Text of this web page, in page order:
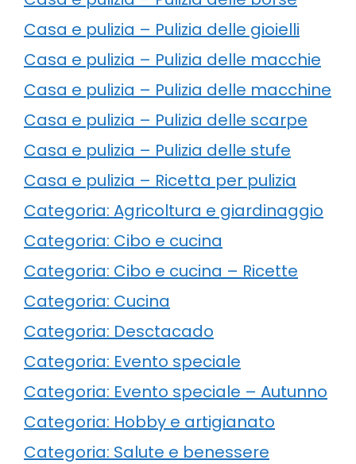
Casa e pulizia – Pulizia delle gioielli
Casa e pulizia – Pulizia delle macchie
Casa e pulizia – Pulizia delle macchine
Casa e pulizia – Pulizia delle scarpe
Casa e pulizia – Pulizia delle stufe
Casa e pulizia – Ricetta per pulizia
Categoria: Agricoltura e giardinaggio
Categoria: Cibo e cucina
Categoria: Cibo e cucina – Ricette
Categoria: Cucina
Categoria: Desctacado
Categoria: Evento speciale
Categoria: Evento speciale – Autunno
Categoria: Hobby e artigianato
Categoria: Salute e benessere